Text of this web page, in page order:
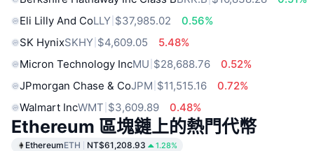
Eli Lilly And CoLLY $37,985.02
0.56%
SK HynixSKHY $4,609.05
5.48%
Micron Technology IncMU $28,688.76
0.52%
JPmorgan Chase & CoJPM $11,515.16
0.72%
Walmart IncWMT $3,609.89 0.48%
Ethereum 區塊鏈上的熱門代幣
EthereumETH NT$61,208.93 1.28%